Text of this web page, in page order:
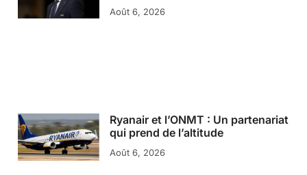
Août 6, 2026
Ryanair et l’ONMT : Un partenariat
qui prend de l’altitude
Août 6, 2026